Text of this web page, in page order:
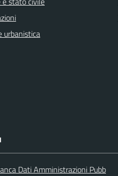
urbanistica
Dati Amministrazioni Pubb